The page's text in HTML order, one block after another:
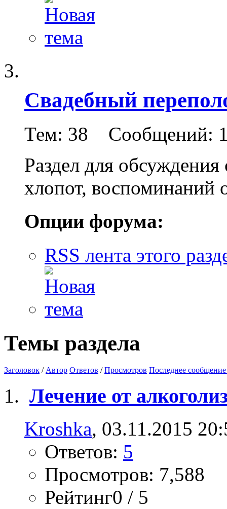
Свадебный
Тем: 38 Сообщений:
Раздел для
хлопот, воспоминаний
Опции форума:
RSS лента этого
Темы раздела
Заголовок / Автор Ответов /Просмотров Последнее сообщение
Лечение от
Kroshka, 03.11.2015
Ответов: 5
Просмотров: 7,588
Рейтинг0 / 5